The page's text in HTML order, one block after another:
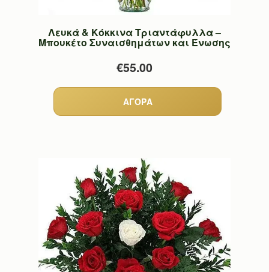
Λευκά & Κόκκινα Τριαντάφυλλα –
Μπουκέτο Συναισθημάτων και Ένωσης
€55.00